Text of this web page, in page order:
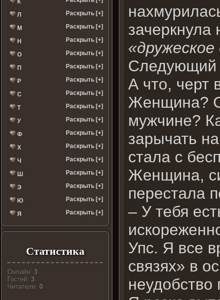
Л Раскрыть [+]
М Раскрыть [+]
Н Раскрыть [+]
О Раскрыть [+]
П Раскрыть [+]
Р Раскрыть [+]
С Раскрыть [+]
Т Раскрыть [+]
У Раскрыть [+]
Ф Раскрыть [+]
Х Раскрыть [+]
Ч Раскрыть [+]
Ш Раскрыть [+]
Э Раскрыть [+]
Ю Раскрыть [+]
Я Раскрыть [+]
Статистика
Онлайн:3
Гостей:3
Читатели:0
Следующий
А что, черт
Женщина?
мужчине?
зарычать
стала с
Женщина,
перестала
– У тебя
Упс. Я все
связях» в